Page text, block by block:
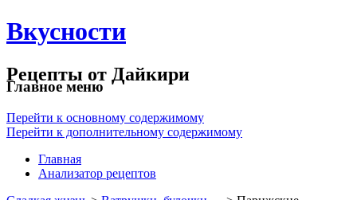
Вкусности
Рецепты от Дайкири
Главное меню
Перейти к основному содержимому
Перейти к дополнительному содержимому
Главная
Анализатор рецептов